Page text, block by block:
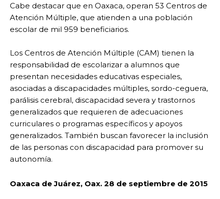
Cabe destacar que en Oaxaca, operan 53 Centros de
Atención Múltiple, que atienden a una población
escolar de mil 959 beneficiarios.
Los Centros de Atención Múltiple (CAM) tienen la
responsabilidad de escolarizar a alumnos que
presentan necesidades educativas especiales,
asociadas a discapacidades múltiples, sordo-ceguera,
parálisis cerebral, discapacidad severa y trastornos
generalizados que requieren de adecuaciones
curriculares o programas específicos y apoyos
generalizados. También buscan favorecer la inclusión
de las personas con discapacidad para promover su
autonomía.
Oaxaca de Juárez, Oax. 28 de septiembre de 2015